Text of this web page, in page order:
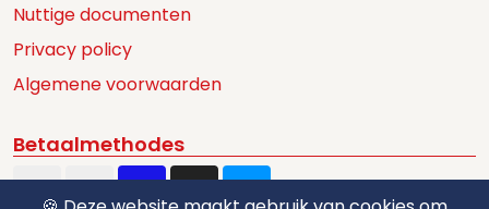
Nuttige documenten
Privacy policy
Algemene voorwaarden
Betaalmethodes